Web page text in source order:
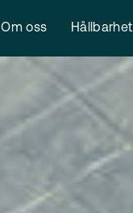
Om oss Hållbarhet